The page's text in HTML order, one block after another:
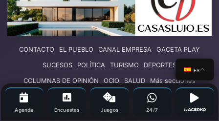
CONTACTO EL PUEBLO CANAL EMPRESA
GACETA PLAY
SUCESOS
POLÍTICA TURISMO
DEPORTES
COLUMNAS DE OPINIÓN
OCIO SALUD Más secciones
Facebook YouTubeVimeo Instagram
ES
Agenda Encuestas Juegos 24/7 By